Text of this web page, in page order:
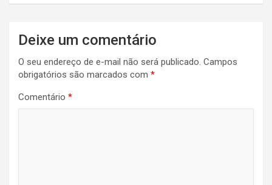
Navegação
de
Post
Deixe um comentário
O seu endereço de e-mail não será publicado. Campos
obrigatórios são marcados com *
Comentário *